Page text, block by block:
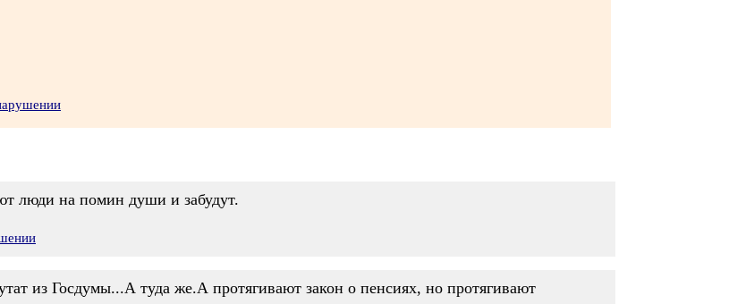
люди на помин души и забудут.
из Госдумы...А туда же.А протягивают закон о пенсиях, но протягивают